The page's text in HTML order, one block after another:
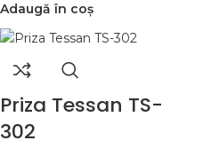
Adaugă în coș
Priza Tessan TS-
302